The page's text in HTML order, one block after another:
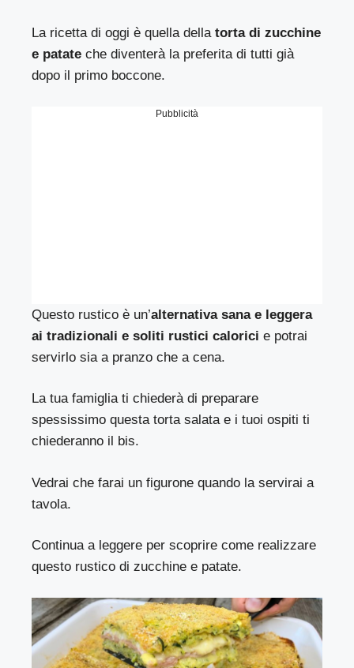
La ricetta di oggi è quella dellatorta di zucchine
e patate che diventerà la preferita di tutti già
dopo il primo boccone.
Pubblicità
Questo rustico è un’alternativa sana e leggera
ai tradizionali e soliti rustici calorici e potrai
servirlo sia a pranzo che a cena.
La tua famiglia ti chiederà di preparare
spessissimo questa torta salata e i tuoi ospiti ti
chiederanno il bis.
Vedrai che farai un figurone quando la servirai a
tavola.
Continua a leggere per scoprire come realizzare
questo rustico di zucchine e patate.